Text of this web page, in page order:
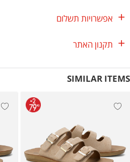
אפשרויות תשלום
תקנון האתר
SIMILAR ITEMS